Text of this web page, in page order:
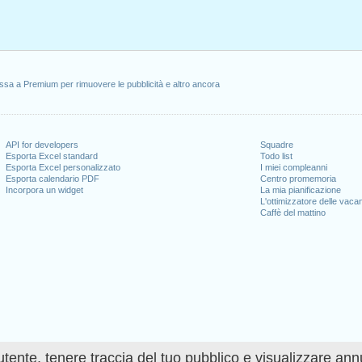
tenere traccia del tuo pubblico e visualizzare
a Premium per rimuovere le pubblicità e altro ancora
API for developers
Esporta Excel standard
Esporta Excel personalizzato
Esporta calendario PDF
Incorpora un widget
Squadre
Todo list
I miei compleanni
Centro promemoria
La mia pianificazione
L'ottimizzatore delle
Caffè del mattino